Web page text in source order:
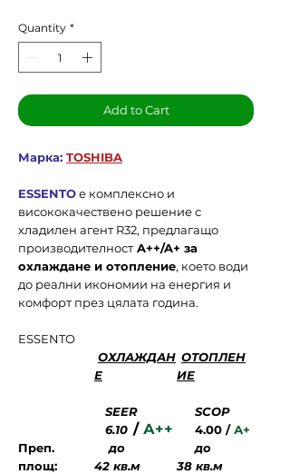
Quantity *
Add to Cart
Марка: TOSHIBA
ESSENTOе комплексно и
висококачествено решение с
хладилен агент R32, предлагащо
производителностA++/A+ за
охлаждане и отопление, което води
до реални икономии на енергия и
комфорт през цялата година.
ESSENTO
ОХЛАЖДАН
Е
SEER
6.10 / А++
ОТОПЛЕН
ИЕ
SCOP
4.00 /А+
Преп.
площ:
до
42 кв.м
до
38 кв.м